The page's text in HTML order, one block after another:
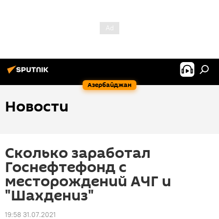
Азербайджан
Новости
Сколько заработал
Госнефтефонд с
месторождений АЧГ и
"Шахдениз"
19:58 31.07.2021